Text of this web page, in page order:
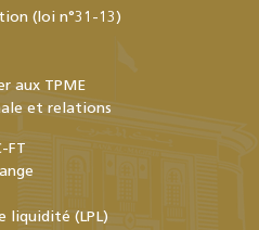
(loi n°31-13)
aux TPME
et relations
FT
liquidité (LPL)